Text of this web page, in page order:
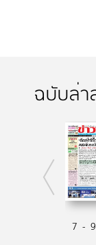
ฉบับล่า